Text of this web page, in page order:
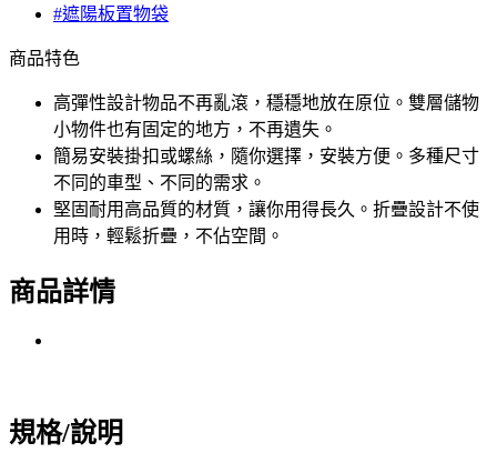
#遮陽板置物袋
商品特色
高彈性設計物品不再亂滾，穩穩地放在原位。雙層儲物
小物件也有固定的地方，不再遺失。
簡易安裝掛扣或螺絲，隨你選擇，安裝方便。多種尺寸
不同的車型、不同的需求。
堅固耐用高品質的材質，讓你用得長久。折疊設計不使
用時，輕鬆折疊，不佔空間。
商品詳情
規格/說明